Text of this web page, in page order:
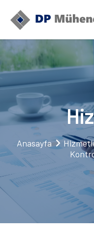
Anasayfa